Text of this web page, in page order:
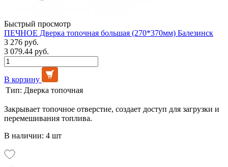
Быстрый просмотр
ПЕЧНОЕ Дверка топочная большая (270*370мм) Балезинск
3 276 руб.
3 079.44 руб.
В корзину
Тип: Дверка топочная
Закрывает топочное отверстие, создает доступ для загрузки и
перемешивания топлива.
В наличии: 4 шт